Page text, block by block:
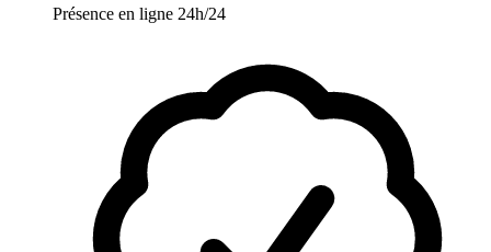
Présence en ligne 24h/24